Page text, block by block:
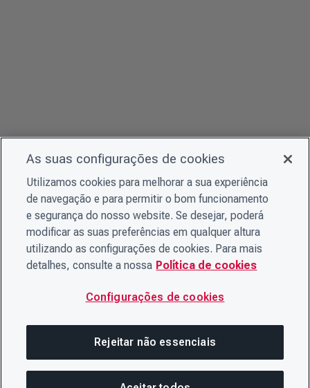
As suas configurações de cookies
Utilizamos cookies para melhorar a sua experiência
de navegação e para permitir o bom funcionamento
e segurança do nosso website. Se desejar, poderá
modificar as suas preferências em qualquer altura
utilizando as configurações de cookies. Para mais
detalhes, consulte a nossa Política de cookies
Configurações de cookies
Rejeitar não essenciais